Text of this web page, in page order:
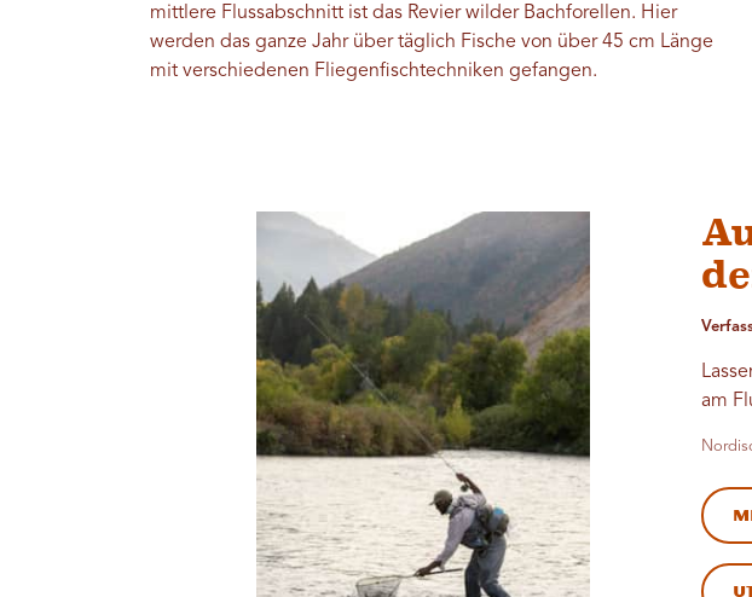
mittlere Flussabschnitt ist das Revier wilder Bachforellen. Hier
werden das ganze Jahr über täglich Fische von über 45 cm Länge
mit verschiedenen Fliegenfischtechniken gefangen.
am